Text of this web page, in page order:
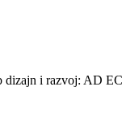
dizajn i razvoj: AD